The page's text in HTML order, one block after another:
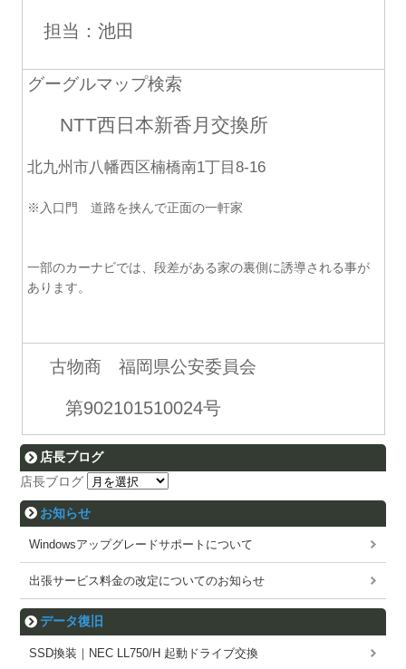
担当：池田
グーグルマップ検索
NTT西日本新香月交換所
北九州市八幡西区楠橋南1丁目8-16
※入口門 道路を挟んで正面の一軒家
一部のカーナビでは、段差がある家の裏側に誘導される事が
あります。
古物商 福岡県公安委員会
第902101510024号
店長ブログ
店長ブログ
お知らせ
Windowsアップグレードサポートについて
出張サービス料金の改定についてのお知らせ
データ復旧
SSD換装｜NEC LL750/H 起動ドライブ交換